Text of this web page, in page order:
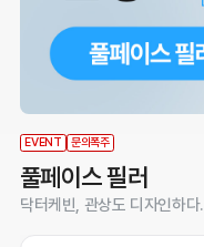
EVENT 문의폭주
풀페이스 필러
닥터케빈, 관상도 디자인하다.